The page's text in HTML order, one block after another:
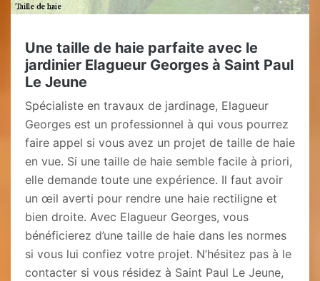
Une taille de haie parfaite avec le
jardinier Elagueur Georges à Saint Paul
Le Jeune
Spécialiste en travaux de jardinage, Elagueur
Georges est un professionnel à qui vous pourrez
faire appel si vous avez un projet de taille de haie
en vue. Si une taille de haie semble facile à priori,
elle demande toute une expérience. Il faut avoir
un œil averti pour rendre une haie rectiligne et
bien droite. Avec Elagueur Georges, vous
bénéficierez d’une taille de haie dans les normes
si vous lui confiez votre projet. N’hésitez pas à le
contacter si vous résidez à Saint Paul Le Jeune,